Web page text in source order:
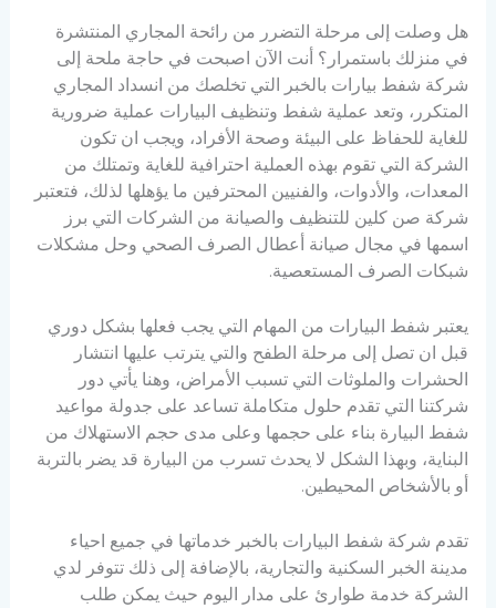
هل وصلت إلى مرحلة التضرر من رائحة المجاري المنتشرة
في منزلك باستمرار؟ أنت الآن اصبحت في حاجة ملحة إلى
شركة شفط بيارات بالخبر التي تخلصك من انسداد المجاري
المتكرر، وتعد عملية شفط وتنظيف البيارات عملية ضرورية
للغاية للحفاظ على البيئة وصحة الأفراد، ويجب ان تكون
الشركة التي تقوم بهذه العملية احترافية للغاية وتمتلك من
المعدات، والأدوات، والفنيين المحترفين ما يؤهلها لذلك، فتعتبر
شركة صن كلين للتنظيف والصيانة من الشركات التي برز
اسمها في مجال صيانة أعطال الصرف الصحي وحل مشكلات
شبكات الصرف المستعصية.
يعتبر شفط البيارات من المهام التي يجب فعلها بشكل دوري
قبل ان تصل إلى مرحلة الطفح والتي يترتب عليها انتشار
الحشرات والملوثات التي تسبب الأمراض، وهنا يأتي دور
شركتنا التي تقدم حلول متكاملة تساعد على جدولة مواعيد
شفط البيارة بناء على حجمها وعلى مدى حجم الاستهلاك من
البناية، وبهذا الشكل لا يحدث تسرب من البيارة قد يضر بالتربة
أو بالأشخاص المحيطين.
تقدم شركة شفط البيارات بالخبر خدماتها في جميع احياء
مدينة الخبر السكنية والتجارية، بالإضافة إلى ذلك تتوفر لدي
الشركة خدمة طوارئ على مدار اليوم حيث يمكن طلب